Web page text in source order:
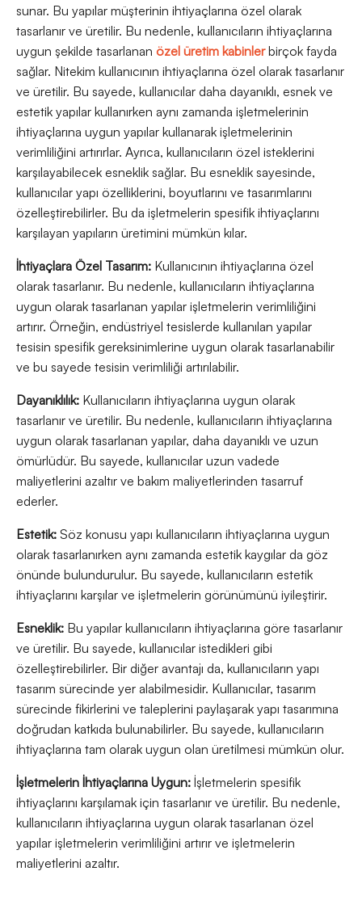
sunar. Bu yapılar müşterinin ihtiyaçlarına özel olarak
tasarlanır ve üretilir. Bu nedenle, kullanıcıların ihtiyaçlarına
uygun şekilde tasarlanan özel üretim kabinlerbirçok fayda
sağlar. Nitekim kullanıcının ihtiyaçlarına özel olarak tasarlanır
ve üretilir. Bu sayede, kullanıcılar daha dayanıklı, esnek ve
estetik yapılar kullanırken aynı zamanda işletmelerinin
ihtiyaçlarına uygun yapılar kullanarak işletmelerinin
verimliliğini artırırlar. Ayrıca, kullanıcıların özel isteklerini
karşılayabilecek esneklik sağlar. Bu esneklik sayesinde,
kullanıcılar yapı özelliklerini, boyutlarını ve tasarımlarını
özelleştirebilirler. Bu da işletmelerin spesifik ihtiyaçlarını
karşılayan yapıların üretimini mümkün kılar.
İhtiyaçlara Özel Tasarım: Kullanıcının ihtiyaçlarına özel
olarak tasarlanır. Bu nedenle, kullanıcıların ihtiyaçlarına
uygun olarak tasarlanan yapılar işletmelerin verimliliğini
artırır. Örneğin, endüstriyel tesislerde kullanılan yapılar
tesisin spesifik gereksinimlerine uygun olarak tasarlanabilir
ve bu sayede tesisin verimliliği artırılabilir.
Dayanıklılık: Kullanıcıların ihtiyaçlarına uygun olarak
tasarlanır ve üretilir. Bu nedenle, kullanıcıların ihtiyaçlarına
uygun olarak tasarlanan yapılar, daha dayanıklı ve uzun
ömürlüdür. Bu sayede, kullanıcılar uzun vadede
maliyetlerini azaltır ve bakım maliyetlerinden tasarruf
ederler.
Estetik: Söz konusu yapı kullanıcıların ihtiyaçlarına uygun
olarak tasarlanırken aynı zamanda estetik kaygılar da göz
önünde bulundurulur. Bu sayede, kullanıcıların estetik
ihtiyaçlarını karşılar ve işletmelerin görünümünü iyileştirir.
Esneklik: Bu yapılar kullanıcıların ihtiyaçlarına göre tasarlanır
ve üretilir. Bu sayede, kullanıcılar istedikleri gibi
özelleştirebilirler. Bir diğer avantajı da, kullanıcıların yapı
tasarım sürecinde yer alabilmesidir. Kullanıcılar, tasarım
sürecinde fikirlerini ve taleplerini paylaşarak yapı tasarımına
doğrudan katkıda bulunabilirler. Bu sayede, kullanıcıların
ihtiyaçlarına tam olarak uygun olan üretilmesi mümkün olur.
İşletmelerin İhtiyaçlarına Uygun: İşletmelerin spesifik
ihtiyaçlarını karşılamak için tasarlanır ve üretilir. Bu nedenle,
kullanıcıların ihtiyaçlarına uygun olarak tasarlanan özel
yapılar işletmelerin verimliliğini artırır ve işletmelerin
maliyetlerini azaltır.